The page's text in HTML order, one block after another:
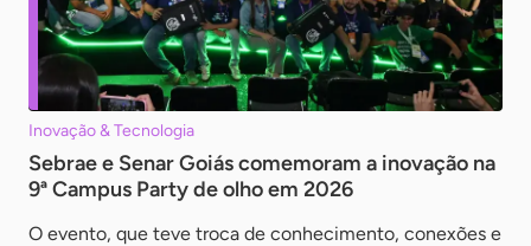
Inovação & Tecnologia
Sebrae e Senar Goiás comemoram a inovação na
9ª Campus Party de olho em 2026
O evento, que teve troca de conhecimento, conexões e